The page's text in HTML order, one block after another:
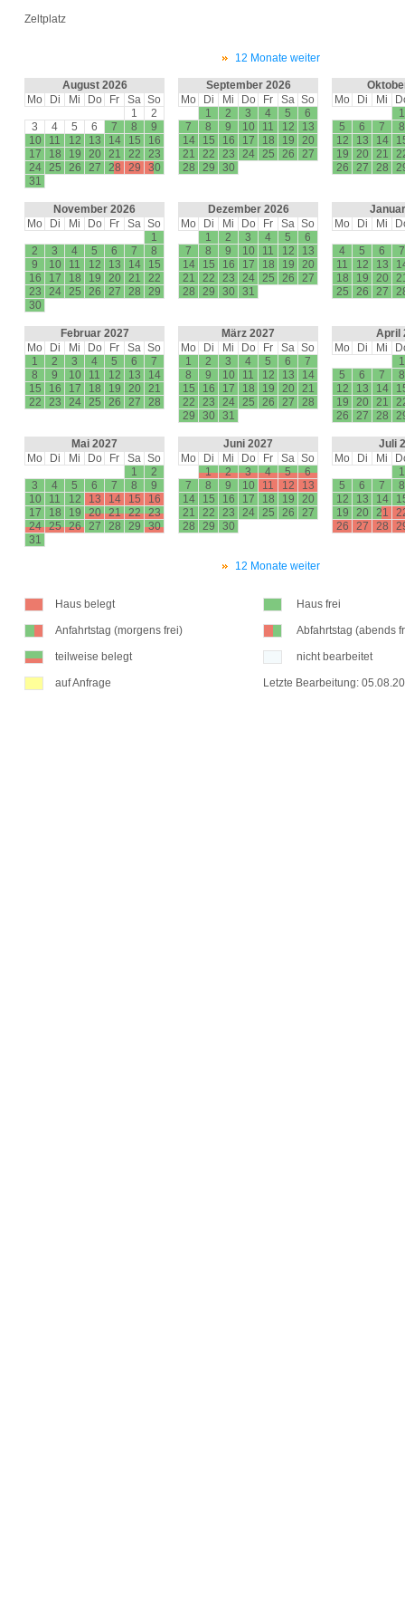
Zeltplatz
12 Monate weiter
August 2026
Mo
Di Mi Do Fr Sa So
1
2
3
4 5 6 7 8
9
10
11 12 13 14 15
16
17
18 19 20 21 22
23
24
25 26 27 28 29
30
31
September 2026
Mo
Di Mi Do Fr Sa So
1
2 3 4 5
6
7
8 9 10 11 12
13
14
15 16 17 18 19
20
21
22 23 24 25 26
27
28
29 30
Mo
Di Mi
1
5
6 7
8
12
13 14
19
20 21
26
27 28
November 2026
Mo
Di Mi Do Fr Sa So
1
2
3 4 5 6 7
8
9
10 11 12 13 14
15
16
17 18 19 20 21
22
23
24 25 26 27 28
29
30
Dezember 2026
Mo
Di Mi Do Fr Sa So
1
2 3 4 5
6
7
8 9 10 11 12
13
14
15 16 17 18 19
20
21
22 23 24 25 26
27
28
29 30 31
Mo
Di Mi
4 5 6
7
11
12 13
18
19 20
25
26 27
Februar 2027
Mo
Di Mi Do Fr Sa So
1
2 3 4 5 6
7
8
9 10 11 12 13
14
15
16 17 18 19 20
21
22
23 24 25 26 27 28
März 2027
Mo
Di Mi Do Fr Sa So
1
2 3 4 5 6
7
8
9 10 11 12 13
14
15
16 17 18 19 20
21
22
23 24 25 26 27
28
29
30 31
April
Mo
Di Mi
1
5
6 7
8
12
13 14
19
20 21
26
27 28
Mai 2027
Mo
Di Mi Do Fr Sa So
1
2
3
4 5 6 7 8
9
10
11 12 13 14 15
16
17
18 19 20 21 22 23
24 25 26 27 28 29
30
31
Juni 2027
Mo
Di Mi Do Fr Sa So
1
2 3 4 5
6
7
8 9 10 11 12
13
14
15 16 17 18 19
20
21
22 23 24 25 26
27
28
29 30
Juli
Mo
Di Mi
1
5
6 7
8
12
13 14
19
20 21
26
27 28
12 Monate weiter
Haus belegt Haus frei
Anfahrtstag (morgens frei) Abfahrtstag (abends
teilweise belegt nicht bearbeitet
auf Anfrage Letzte Bearbeitung: